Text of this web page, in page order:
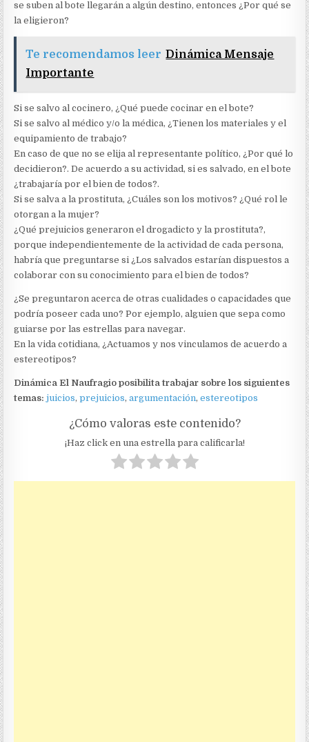
se suben al bote llegarán a algún destino, entonces ¿Por qué se
la eligieron?
Te recomendamos leer Dinámica Mensaje
Importante
Si se salvo al cocinero, ¿Qué puede cocinar en el bote?
Si se salvo al médico y/o la médica, ¿Tienen los materiales y el
equipamiento de trabajo?
En caso de que no se elija al representante político, ¿Por qué lo
decidieron?. De acuerdo a su actividad, si es salvado, en el bote
¿trabajaría por el bien de todos?.
Si se salva a la prostituta, ¿Cuáles son los motivos? ¿Qué rol le
otorgan a la mujer?
¿Qué prejuicios generaron el drogadicto y la prostituta?,
porque independientemente de la actividad de cada persona,
habría que preguntarse si ¿Los salvados estarían dispuestos a
colaborar con su conocimiento para el bien de todos?
¿Se preguntaron acerca de otras cualidades o capacidades que
podría poseer cada uno? Por ejemplo, alguien que sepa como
guiarse por las estrellas para navegar.
En la vida cotidiana, ¿Actuamos y nos vinculamos de acuerdo a
estereotipos?
Dinámica El Naufragio posibilita trabajar sobre los siguientes
temas:juicios,prejuicios,argumentación,estereotipos
¿Cómo valoras este contenido?
¡Haz click en una estrella para calificarla!